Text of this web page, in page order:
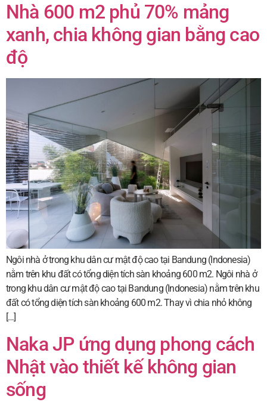
Nhà 600 m2 phủ 70% mảng
xanh, chia không gian bằng cao
độ
Ngôi nhà ở trong khu dân cư mật độ cao tại Bandung (Indonesia)
nằm trên khu đất có tổng diện tích sàn khoảng 600 m2. Ngôi nhà ở
trong khu dân cư mật độ cao tại Bandung (Indonesia) nằm trên khu
đất có tổng diện tích sàn khoảng 600 m2. Thay vì chia nhỏ không
[…]
Naka JP ứng dụng phong cách
Nhật vào thiết kế không gian
sống